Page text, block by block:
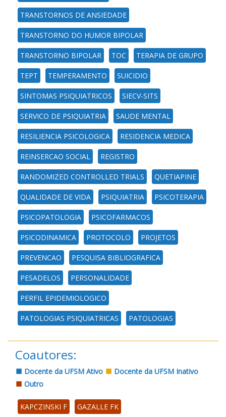
TRANSTORNOS DE ANSIEDADE
TRANSTORNO DO HUMOR BIPOLAR
TRANSTORNO BIPOLAR TOC TERAPIA DE GRUPO
TEPT TEMPERAMENTO SUICIDIO
SINTOMAS PSIQUIATRICOS SIECV-SITS
SERVICO DE PSIQUIATRIA SAUDE MENTAL
RESILIENCIA PSICOLOGICA RESIDENCIA MEDICA
REINSERCAO SOCIAL REGISTRO
RANDOMIZED CONTROLLED TRIALS QUETIAPINE
QUALIDADE DE VIDA PSIQUIATRIA PSICOTERAPIA
PSICOPATOLOGIA PSICOFARMACOS
PSICODINAMICA PROTOCOLO PROJETOS
PREVENCAO PESQUISA BIBLIOGRAFICA
PESADELOS PERSONALIDADE
PERFIL EPIDEMIOLOGICO
PATOLOGIAS PSIQUIATRICAS PATOLOGIAS
Coautores:
Docente da UFSM Ativo
Docente da UFSM Inativo
Outro
KAPCZINSKI F GAZALLE FK